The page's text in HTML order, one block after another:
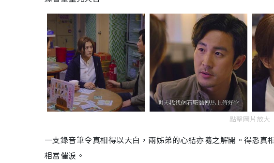
點擊圖片放大
一支錄音筆令真相得以大白，兩姊弟的心結亦隨之解開。得悉真
相當催淚。